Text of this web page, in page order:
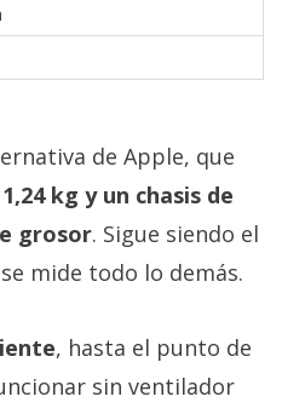
de Apple, que
kg y un chasis de
grosor. Sigue siendo el
mide todo lo demás.
, hasta el punto de
sin ventilador